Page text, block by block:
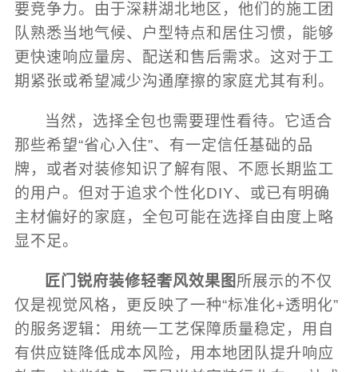
要竞争力。由于深耕湖北地区，他们的施工团
队熟悉当地气候、户型特点和居住习惯，能够
更快速响应量房、配送和售后需求。这对于工
期紧张或希望减少沟通摩擦的家庭尤其有利。
当然，选择全包也需要理性看待。它适合
那些希望“省心入住”、有一定信任基础的品
牌，或者对装修知识了解有限、不愿长期监工
的用户。但对于追求个性化DIY、或已有明确
主材偏好的家庭，全包可能在选择自由度上略
显不足。
匠门锐府装修轻奢风效果图 所展示的不仅
仅是视觉风格，更反映了一种“标准化+透明化”
的服务逻辑：用统一工艺保障质量稳定，用自
有供应链降低成本风险，用本地团队提升响应